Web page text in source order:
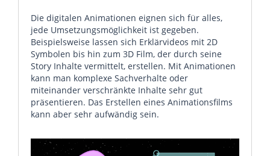
Die digitalen Animationen eignen sich für alles,
jede Umsetzungsmöglichkeit ist gegeben.
Beispielsweise lassen sich Erklärvideos mit 2D
Symbolen bis hin zum 3D Film, der durch seine
Story Inhalte vermittelt, erstellen. Mit Animationen
kann man komplexe Sachverhalte oder
miteinander verschränkte Inhalte sehr gut
präsentieren. Das Erstellen eines Animationsfilms
kann aber sehr aufwändig sein.